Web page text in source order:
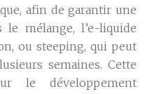
afin de garantir une
le mélange, l’e-liquide
ou steeping, qui peut
semaines. Cette
le développement